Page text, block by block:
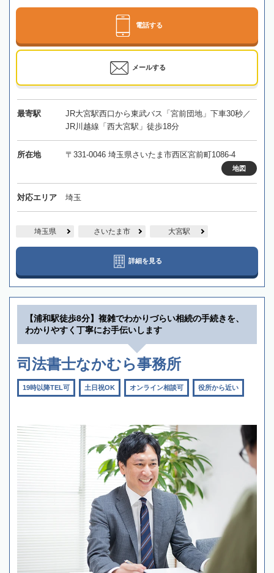
電話する
メールする
最寄駅
JR大宮駅西口から東武バス「宮前団地」下車30秒／
JR川越線「西大宮駅」徒歩18分
所在地 〒331-0046 埼玉県さいたま市西区宮前町1086-4
地図
対応エリア 埼玉
埼玉県 さいたま市 大宮駅
詳細を見る
【浦和駅徒歩8分】複雑でわかりづらい相続の手続きを、
わかりやすく丁寧にお手伝いします
司法書士なかむら事務所
19時以降TEL可 土日祝OK オンライン相談可 役所から近い